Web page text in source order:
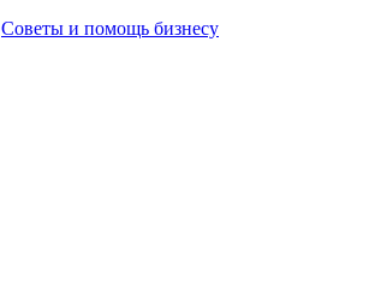
Советы и помощь бизнесу